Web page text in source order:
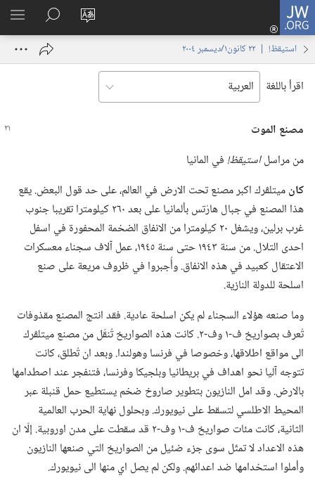
JW.ORG
تغيير
الموقع
تسجيل
الدخول
نافذة
البحث
في
JW.‎ORG
استيقظ‏!‏ | ‏‎٢٢‏ ‏‎كانون١/ديسمبر‏ ‎٢٠٠٤
اقرأ باللغة
مصنع الموت
من مراسلاستيقظ!‏ في المانيا
كانميتلڤرك اكبر مصنع تحت الارض في العالم،‏ على حد قول البعض.‏ يقع
هذا المصنع في جبال هارْتس بألمانيا على بعد ٢٦٠ كيلومترا تقريبا جنوب
غرب برلين،‏ ويشغل ٢٠ كيلومترا من الانفاق الضخمة المحفورة في اسفل
احدى التلال.‏ من سنة ١٩٤٣ حتى سنة ١٩٤٥،‏ عمل آلاف سجناء معسكرات
الاعتقال كعبيد في هذه الانفاق.‏ وأُجبروا في ظروف مريعة على صنع
اسلحة للدولة النازية.‏
وما صنعه هؤلاء السجناء لم يكن اسلحة عادية.‏ فقد انتج المصنع مقذوفات
تُعرف بصواريخ ف-‏١ وف-‏٢.‏ كانت هذه الصواريخ تُنقَل من مصنع ميتلڤرك
الى مواقع اطلاقها،‏ وخصوصا في فرنسا وهولندا.‏ وبعد ان تُطلق،‏ كانت
تتوجه آليا نحو اهداف في بريطانيا وبلجيكا وفرنسا،‏ فتنفجر عند اصطدامها
بالارض.‏ وقد امل النازيون بتطوير صاروخ ضخم يستطيع حمل قنبلة عبر
المحيط الاطلسي لتسقط على نيويورك.‏ وبحلول نهاية الحرب العالمية
الثانية،‏ كانت مئات صواريخ ف-‏١ وف-‏٢ قد سقطت على مدن اوروبية.‏ إلّا ان
هذه الاعداد لا تمثّل سوى جزء ضئيل من الصواريخ التي صنعها النازيون
وأملوا استخدامها ضد اعدائهم.‏ ولكن لم يصل اي منها الى نيويورك.‏